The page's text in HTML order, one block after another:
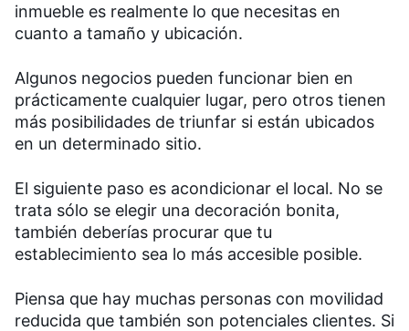
inmueble es realmente lo que necesitas en
cuanto a tamaño y ubicación.
Algunos negocios pueden funcionar bien en
prácticamente cualquier lugar, pero otros tienen
más posibilidades de triunfar si están ubicados
en un determinado sitio.
El siguiente paso es acondicionar el local. No se
trata sólo se elegir una decoración bonita,
también deberías procurar que tu
establecimiento sea lo más accesible posible.
Piensa que hay muchas personas con movilidad
reducida que también son potenciales clientes. Si